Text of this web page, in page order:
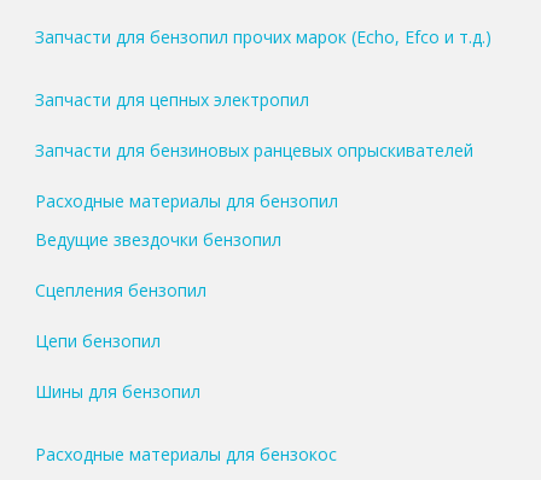
Запчасти для бензопил прочих марок (Echo, Efco и т.д.)
Запчасти для цепных электропил
Запчасти для бензиновых ранцевых опрыскивателей
Расходные материалы для бензопил
Ведущие звездочки бензопил
Сцепления бензопил
Цепи бензопил
Шины для бензопил
Расходные материалы для бензокос